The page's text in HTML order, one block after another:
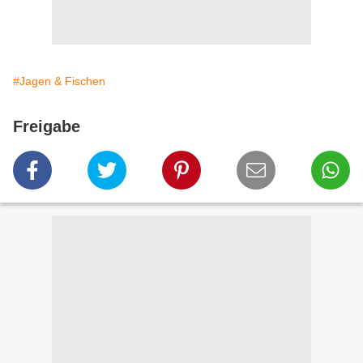
#Jagen & Fischen
Freigabe